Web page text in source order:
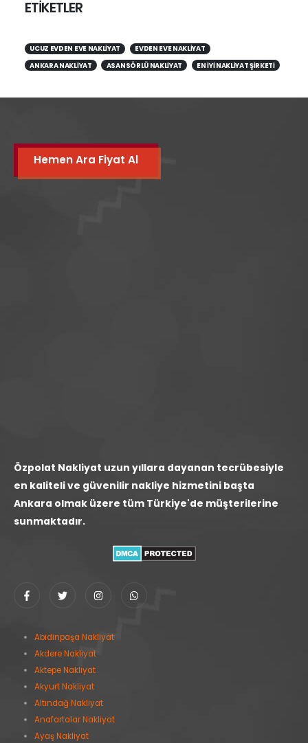
ETİKETLER
UCUZ EVDEN EVE NAKLIYAT
EVDEN EVE NAKLIYAT
ANKARA NAKLIYAT
ASANSÖRLÜ NAKLIYAT EN IYI NAKLIYAT ŞIRKETI
Hemen Ara Fiyat Al
Özpolat Nakliyat uzun yıllara dayanan tecrübesiyle
en kaliteli ve güvenilir nakliye hizmetini başta
Ankara olmak üzere tüm Türkiye'de müşterilerine
sunmaktadır.
Abidinpaşa Nakliyat
Akdere Nakliyat
Aktepe Nakliyat
Akyurt Nakliyat
Altındağ Nakliyat
Anafartalar Nakliyat
Ayaş Nakliyat